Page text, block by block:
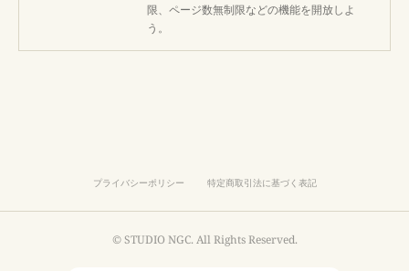
限、ページ数無制限などの機能を開放しよ
う。
プライバシーポリシー 特定商取引法に基づく表記
© STUDIO NGC. All Rights Reserved.